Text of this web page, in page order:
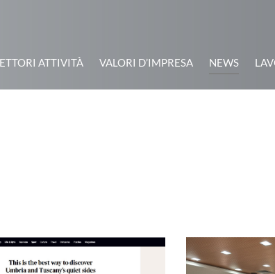
ATTIVITÀ VALORI D’IMPRESA NEWS